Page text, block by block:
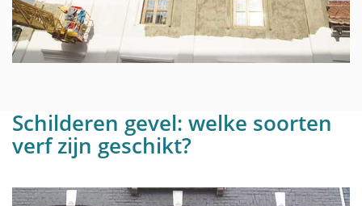
Schilderen gevel: welke soorten
verf zijn geschikt?